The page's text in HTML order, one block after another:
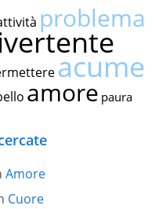
problema
acume
amore paura
Amore
Cuore